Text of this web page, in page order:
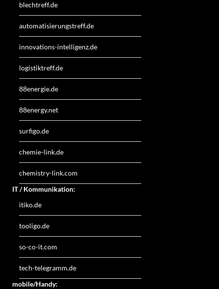
blechtreff.de
automatisierungstreff.de
innovations-intelligenz.de
logistiktreff.de
88energie.de
88energy.net
surfigo.de
chemie-link.de
chemistry-link.com
IT / Kommunikation:
itiko.de
tooligo.de
so-co-it.com
tech-telegramm.de
mobile/Handy: